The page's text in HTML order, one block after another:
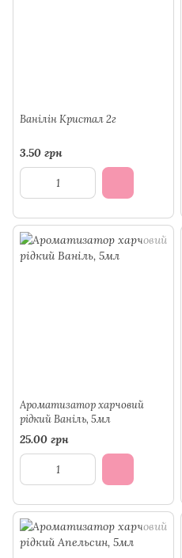
Ванілін Кристал 2г
3.50 грн
Ароматизатор харчовий
рідкий Ваніль, 5мл
25.00 грн